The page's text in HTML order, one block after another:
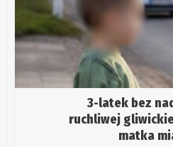
3-latek bez
ruchliwej
matka